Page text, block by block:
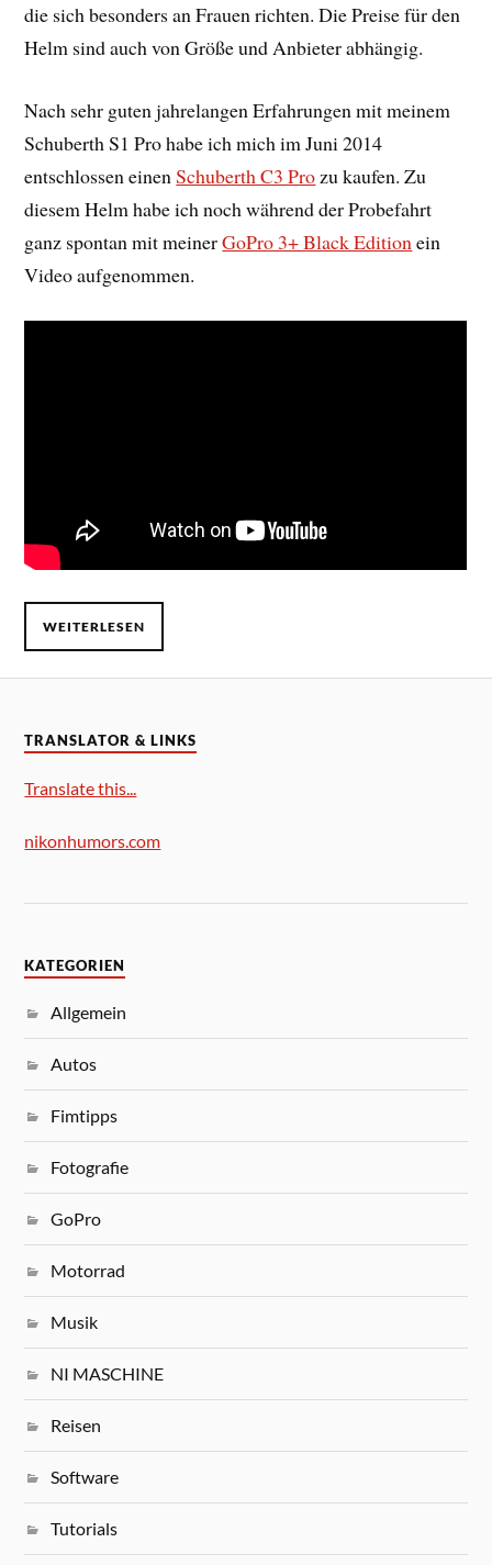
die sich besonders an Frauen richten. Die Preise für den
Helm sind auch von Größe und Anbieter abhängig.
Nach sehr guten jahrelangen Erfahrungen mit meinem
Schuberth S1 Pro habe ich mich im Juni 2014
entschlossen einenSchuberth C3 Prozu kaufen. Zu
diesem Helm habe ich noch während der Probefahrt
ganz spontan mit meinerGoPro 3+ Black Editionein
Video aufgenommen.
WEITERLESEN
TRANSLATOR & LINKS
Translate this...
nikonhumors.com
KATEGORIEN
Allgemein
Autos
Fimtipps
Fotografie
GoPro
Motorrad
Musik
NI MASCHINE
Reisen
Software
Tutorials